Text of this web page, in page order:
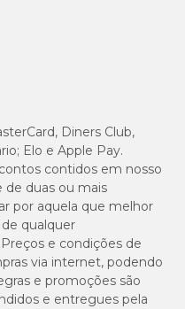
Diners Club,
Elo e Apple Pay.
contidos em nosso
de duas ou mais
por aquela que melhor
qualquer
e condições de
via internet, podendo
e promoções são
e entregues pela